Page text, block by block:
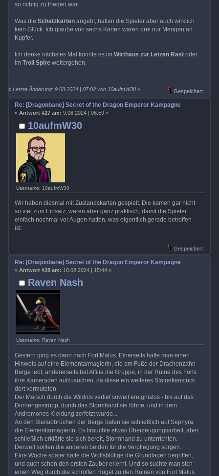
so richtig zu frieden war.
Was die Schatzkartenangeht, hatten die Spieler aber auch wirklich
kein Glück. Ich glaube von sechs Karten waren drei nur Mengen an
Kupfer.
Ich denke nächstes Mal könnte es im Wirthaus zur Letzen Rastoder
im Troll Spireweitergehen.
«Letzte Änderung: 9.08.2024 | 07:02 von 10aufmW30 » Gespeichert
10aufmW30
Username: 10aufmW30
Re: [Dragonbane] Secret of the Dragon Emperor Kampagne
« Antwort #27 am: 9.08.2024 | 06:59 »
Wir haben diesmal mit Zustandskarten gespielt. Die kamen gar nicht
so viel zum Einsatz, waren aber ganz praktisch, damit die Spieler
einfach nochmal vor Augen hatten, was eigentlich gerade betroffen
ist:
Gespeichert
Raven Nash
Username: Raven Nash
Re: [Dragonbane] Secret of the Dragon Emperor Kampagne
« Antwort #28 am: 18.08.2024 | 15:44 »
Gestern ging es dann nach Fort Malus. Einerseits hatte man einen
Hinweis auf eine Elementarmagierin, die am Fuße der Drachenzahn-
Berge lebt, andererseits bat Alfilia die Gruppe, in der Ruine des Forts
ihre Kameraden aufzusuchen, da diese ein weiteres Statuettenstück
dort vermuteten.
Der Marsch durch die Wildnis verlief soweit ereignislos - bis auf das
Dornengestrüpp, durch das Stormhand sie führte, und in dem
Andremones Kleidung zerfetzt wurde...
An den Steilabbrüchen der Berge trafen sie schließlich auf Sephyra,
die Elementarmagierin. Es brauchte etwas Überzeugungsarbeit, aber
schließlich erklärte sie sich bereit, Stormhand zu unterrichten.
Derweil sollten die anderen beiden für die Verpflegung sorgen.
Eine Woche später hatte die Wolfsblütige die Grundlagen begriffen,
und auch schon den ersten Zauber erlernt. Und so suchte man sich
einen Weg durch die schroffen Hügel zu den Ruinen von Fort Malus.